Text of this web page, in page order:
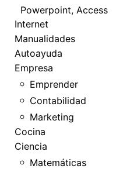
Powerpoint, Access
Internet
Manualidades
Autoayuda
Empresa
Emprender
Contabilidad
Marketing
Cocina
Ciencia
Matemáticas